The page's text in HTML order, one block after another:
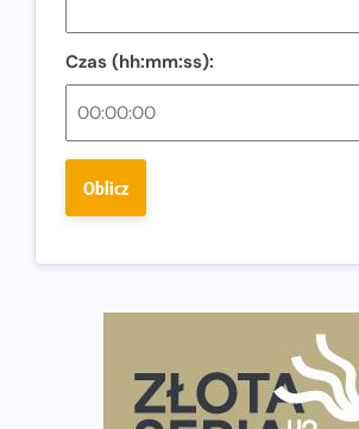
Praska 5k Run gospodarzem
Ponad 12 tysięcy uczestników
Tętno vs tempo – czym kierować się
diety
Rozbiegany Olsztyn szykuje się na
Już w tę sobotę 35. Bieg Powstania
Wystartuje rekordowa liczba
Czas (hh:mm:ss):
Oblicz